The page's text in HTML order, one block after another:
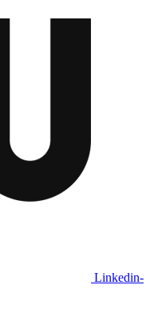
Linkedin-